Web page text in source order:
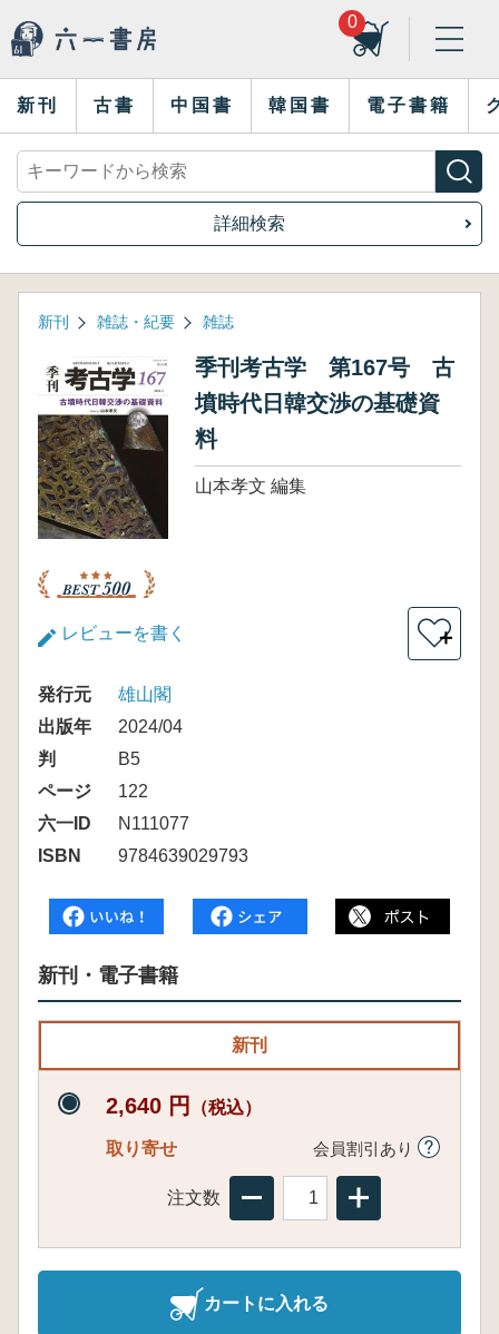
0
新刊 古書 中国書 韓国書 電子書籍
詳細検索
新刊 雑誌・紀要 雑誌
季刊考古学 第167号 古
墳時代日韓交渉の基礎資
料
山本孝文 編集
レビューを書く ＋
発行元
雄山閣
出版年
2024/04
判
B5
ページ
122
六一ID
N111077
ISBN
9784639029793
新刊・電子書籍
新刊
2,640 円 （税込）
取り寄せ 会員割引あり
注文数
カートに入れる